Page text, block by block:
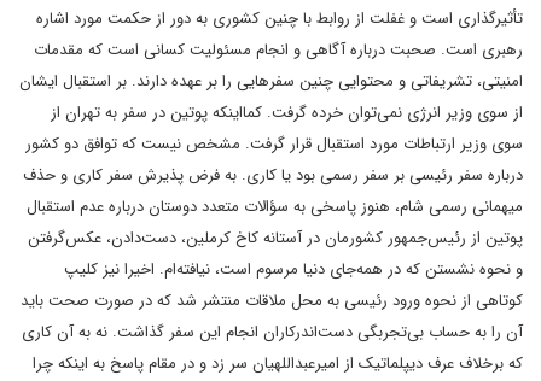
تأثیرگذاری است و غفلت از روابط با چنین کشوری به دور از حکمت مورد اشاره
رهبری است. صحبت درباره آگاهی و انجام مسئولیت کسانی است که مقدمات
امنیتی، تشریفاتی و محتوایی چنین سفرهایی را بر عهده دارند. بر استقبال ایشان
از سوی وزیر انرژی نمی‌توان خرده گرفت. کمااینکه پوتین در سفر به تهران از
سوی وزیر ارتباطات مورد استقبال قرار گرفت. مشخص نیست که توافق دو کشور
درباره سفر رئیسی بر سفر رسمی بود یا کاری. به فرض پذیرش سفر کاری و حذف
میهمانی رسمی شام، هنوز پاسخی به سؤالات متعدد دوستان درباره عدم استقبال
پوتین از رئیس‌جمهور کشورمان در آستانه کاخ کرملین، دست‌دادن، عکس‌گرفتن
و نحوه نشستن که در همه‌جای دنیا مرسوم است، نیافته‌ام. اخیرا نیز کلیپ
کوتاهی از نحوه ورود رئیسی به محل ملاقات منتشر شد که در صورت صحت باید
آن را به حساب بی‌تجربگی دست‌اندرکاران انجام این سفر گذاشت. نه به آن کاری
که برخلاف عرف دیپلماتیک از امیرعبداللهیان سر زد و در مقام پاسخ به اینکه چرا